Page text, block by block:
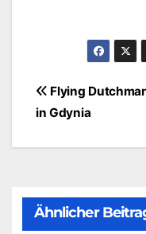
Flying
in Gdynia
Ähnlicher